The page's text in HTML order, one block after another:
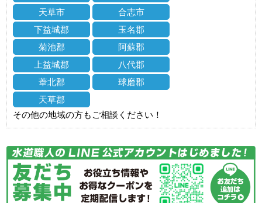
天草市
合志市
下益城郡
玉名郡
菊池郡
阿蘇郡
上益城郡
八代郡
葦北郡
球磨郡
天草郡
その他の地域の方もご相談ください！